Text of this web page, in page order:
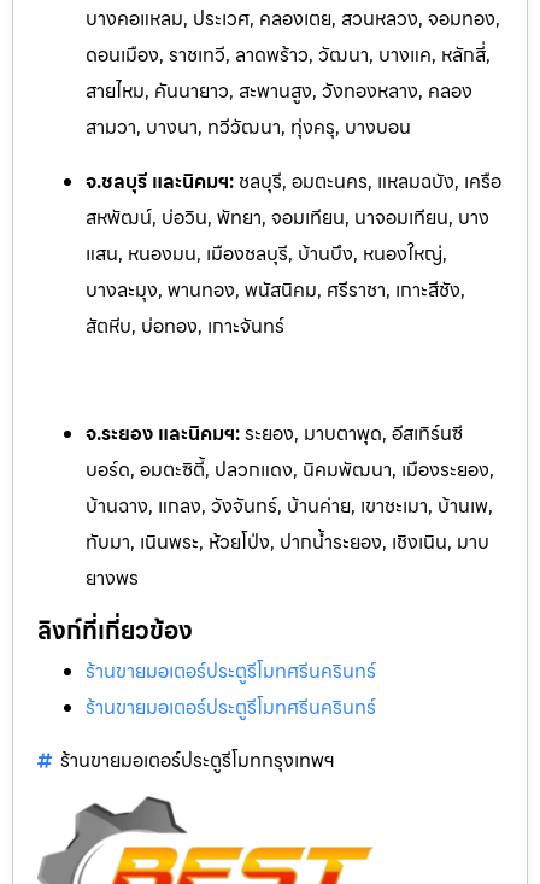
บางคอแหลม, ประเวศ, คลองเตย, สวนหลวง, จอมทอง,
ดอนเมือง, ราชเทวี, ลาดพร้าว, วัฒนา, บางแค, หลักสี่,
สายไหม, คันนายาว, สะพานสูง, วังทองหลาง, คลอง
สามวา, บางนา, ทวีวัฒนา, ทุ่งครุ, บางบอน
จ.ชลบุรี และนิคมฯ: ชลบุรี, อมตะนคร, แหลมฉบัง, เครือ
สหพัฒน์, บ่อวิน, พัทยา, จอมเทียน, นาจอมเทียน, บาง
แสน, หนองมน, เมืองชลบุรี, บ้านบึง, หนองใหญ่,
บางละมุง, พานทอง, พนัสนิคม, ศรีราชา, เกาะสีชัง,
สัตหีบ, บ่อทอง, เกาะจันทร์
จ.ระยอง และนิคมฯ:ระยอง, มาบตาพุด, อีสเทิร์นซี
บอร์ด, อมตะซิตี้, ปลวกแดง, นิคมพัฒนา, เมืองระยอง,
บ้านฉาง, แกลง, วังจันทร์, บ้านค่าย, เขาชะเมา, บ้านเพ,
ทับมา, เนินพระ, ห้วยโป่ง, ปากน้ำระยอง, เชิงเนิน, มาบ
ยางพร
ลิงก์ที่เกี่ยวข้อง
ร้านขายมอเตอร์ประตูรีโมทศรีนครินทร์
ร้านขายมอเตอร์ประตูรีโมทศรีนครินทร์
ร้านขายมอเตอร์ประตูรีโมทกรุงเทพฯ